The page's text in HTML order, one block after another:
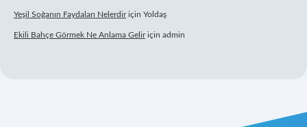
Yeşil Soğanın Faydaları Nelerdiriçin Yoldaş
Ekili Bahçe Görmek Ne Anlama Geliriçin admin